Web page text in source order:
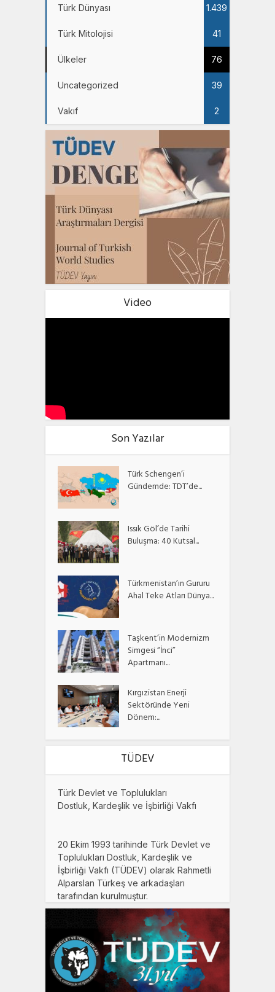
Türk Dünyası 1.439
Türk Mitolojisi 41
Ülkeler 76
Uncategorized 39
Vakıf 2
Video
Son Yazılar
Türk Schengen’i
Gündemde: TDT’de...
Issık Göl’de Tarihi
Buluşma: 40 Kutsal...
Türkmenistan’ın Gururu
Ahal Teke Atları Dünya...
Taşkent’in Modernizm
Simgesi “İnci”
Apartmanı...
Kırgızistan Enerji
Sektöründe Yeni
Dönem:...
TÜDEV
Türk Devlet ve Toplulukları
Dostluk, Kardeşlik ve İşbirliği Vakfı
20 Ekim 1993 tarihinde Türk Devlet ve
Toplulukları Dostluk, Kardeşlik ve
İşbirliği Vakfı (TÜDEV) olarak Rahmetli
Alparslan Türkeş ve arkadaşları
tarafından kurulmuştur.